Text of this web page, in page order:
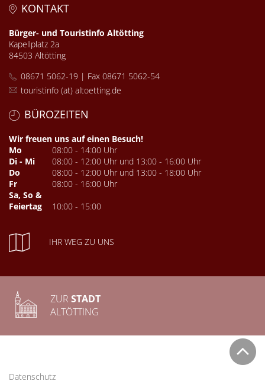
KONTAKT
Bürger- und Touristinfo Altötting
Kapellplatz 2a
84503 Altötting
08671 5062-19 | Fax 08671 5062-54
touristinfo (at) altoetting.de
BÜROZEITEN
Wir freuen uns auf einen Besuch!
Mo
08:00 - 14:00 Uhr
Di - Mi
08:00 - 12:00 Uhr und 13:00 - 16:00 Uhr
Do
08:00 - 12:00 Uhr und 13:00 - 18:00 Uhr
Fr
08:00 - 16:00 Uhr
Sa, So &
Feiertag
10:00 - 15:00
IHR WEG ZU UNS
ZUR STADT
ALTÖTTING
Datenschutz